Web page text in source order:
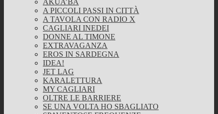
AKUA’BA
A PICCOLI PASSI IN CITTÀ
A TAVOLA CON RADIO X
CAGLIARI INEDEI
DONNE AL TIMONE
EXTRAVAGANZA
EROS IN SARDEGNA
IDEA!
JET LAG
KARALETTURA
MY CAGLIARI
OLTRE LE BARRIERE
SE UNA VOLTA HO SBAGLIATO